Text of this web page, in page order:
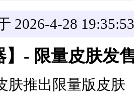
2026-4-28 19:35:53
】- 限量皮肤发
肤推出限量版皮肤